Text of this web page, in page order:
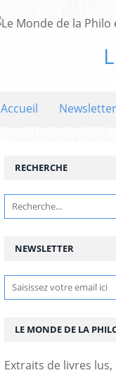
Accueil Newsletter
NEWSLETTER
RECHERCHE
LE MONDE DE LA
Extraits de livres